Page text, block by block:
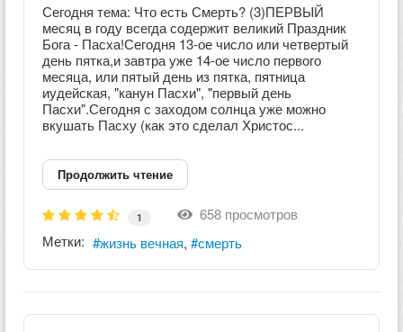
Сегодня тема: Что есть Смерть? (3)ПЕРВЫЙ
месяц в году всегда содержит великий Праздник
Бога - Пасха!Сегодня 13-ое число или четвертый
день пятка,и завтра уже 14-ое число первого
месяца, или пятый день из пятка, пятница
иудейская, "канун Пасхи", "первый день
Пасхи".Сегодня с заходом солнца уже можно
вкушать Пасху (как это сделал Христос...
Продолжить чтение
1
658 просмотров
Метки:
жизнь вечная смерть